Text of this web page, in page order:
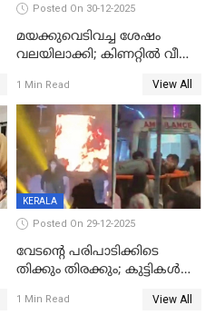
Posted On 30-12-2025
മയക്കുവെടിവച്ച ശേഷം
വലയിലാക്കി; കിണറ്റിൽ വീണ
1 Min Read View All
KERALA
Posted On 29-12-2025
വേടന്റെ പരിപാടിക്കിടെ
തിക്കും തിരക്കും; കുട്ടികള്‍
പരിക്ക്; പാളം മറികടന്ന
1 Min Read View All